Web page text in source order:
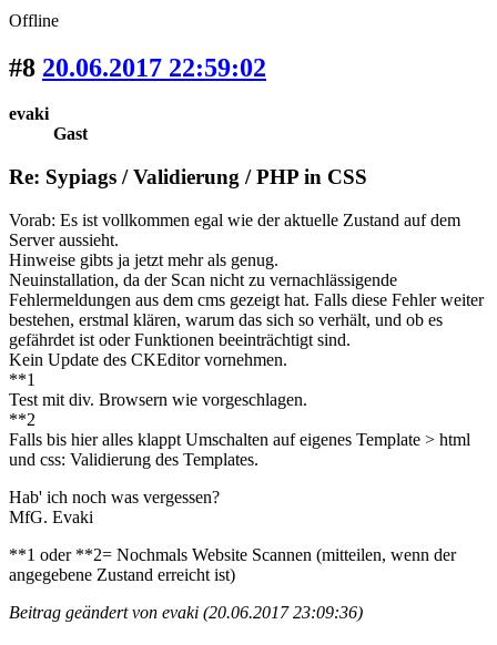
Offline
#8 20.06.2017 22:59:02
evaki
Gast
Re: Sypiags / Validierung / PHP in CSS
Vorab: Es ist vollkommen egal wie der aktuelle Zustand auf dem
Server aussieht.
Hinweise gibts ja jetzt mehr als genug.
Neuinstallation, da der Scan nicht zu vernachlässigende
Fehlermeldungen aus dem cms gezeigt hat. Falls diese Fehler weiter
bestehen, erstmal klären, warum das sich so verhält, und ob es
gefährdet ist oder Funktionen beeinträchtigt sind.
Kein Update des CKEditor vornehmen.
**1
Test mit div. Browsern wie vorgeschlagen.
**2
Falls bis hier alles klappt Umschalten auf eigenes Template > html
und css: Validierung des Templates.
Hab' ich noch was vergessen?
MfG. Evaki
**1 oder **2= Nochmals Website Scannen (mitteilen, wenn der
angegebene Zustand erreicht ist)
Beitrag geändert von evaki (20.06.2017 23:09:36)